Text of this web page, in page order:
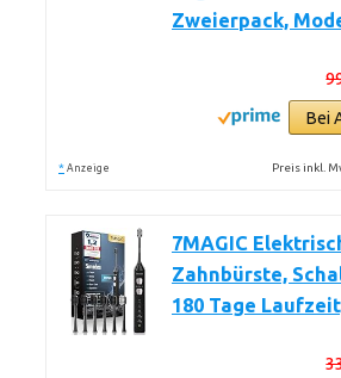
Zweierpack,
Bei
* Anzeige Preis inkl.
7MAGIC
Zahnbürste,
180 Tage